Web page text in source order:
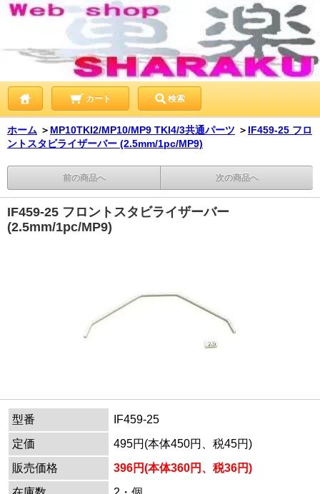
カート 検索
ホーム ＞ MP10TKI2/MP10/MP9 TKI4/3共通パーツ ＞ IF459-25 フロ
ントスタビライザーバー (2.5mm/1pc/MP9)
前の商品へ 次の商品へ
IF459-25 フロントスタビライザーバー
(2.5mm/1pc/MP9)
型番
IF459-25
定価
495円(本体450円、税45円)
販売価格
396円(本体360円、税36円)